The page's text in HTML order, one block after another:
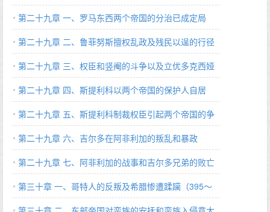
第二十九章 一、罗马东西两个帝国的分治已成定局
（395 A.D.）
第二十九章 二、鲁菲努斯擅权乱政及残民以逞的行径
（386～395 A.D.）
第二十九章 三、权臣和竖阉的斗争以及立优多克西娅
为后（395 A.D.）
第二十九章 四、斯提利科以两个帝国的保护人自居
（385～408 A.D.）
第二十九章 五、斯提利科制裁权臣引起两个帝国的争
斗（395 A.D.）
第二十九章 六、吉尔多在阿非利加的叛乱和暴政
（386～398 A.D.）
第二十九章 七、阿非利加的战事和吉尔多兄弟的败亡
（398 A.D.）
第三十章 一、哥特人的反叛及希腊惨遭蹂躏（395～